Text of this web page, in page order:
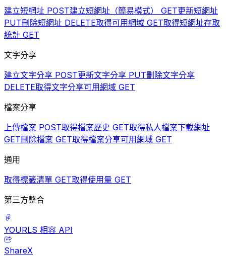
建立短網址 POST建立短網址（簡易模式） GET更新短網址
PUT刪除短網址 DELETE取得可用網域 GET取得短網址存取
統計 GET
文字分享
建立文字分享 POST更新文字分享 PUT刪除文字分享
DELETE取得文字分享可用網域 GET
檔案分享
上傳檔案 POST取得檔案歷史 GET取得私人檔案下載網址
GET刪除檔案 GET取得檔案分享可用網域 GET
通用
取得標籤清單 GET取得使用量 GET
第三方整合
YOURLS 相容 API
ShareX